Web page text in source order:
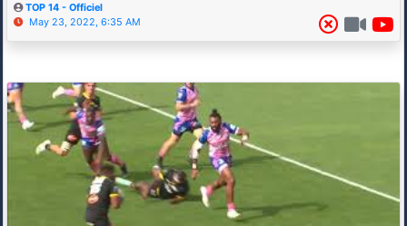
TOP 14 - Officiel
May 23, 2022, 6:35 AM